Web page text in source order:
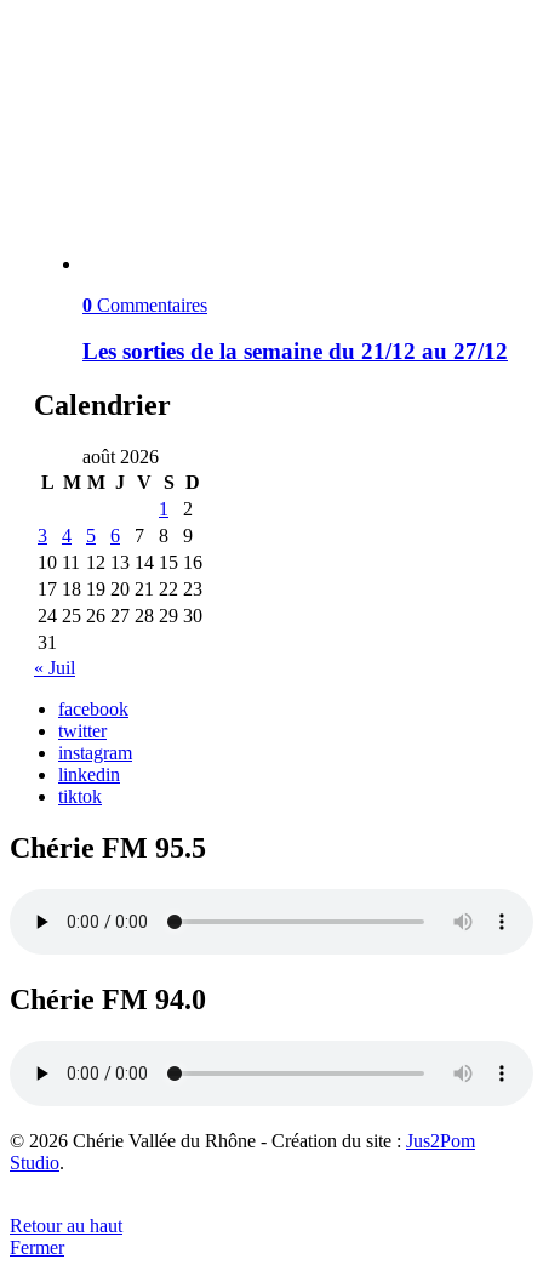
0 Commentaires
Les sorties de la semaine du 21/12 au 27/12
Calendrier
août 2026
L M M J V S D
1
2
3
4 5 6 7 8
9
10 11 12 13 14 15 16
17 18 19 20 21 22 23
24 25 26 27 28 29 30
31
« Juil
facebook
twitter
instagram
linkedin
tiktok
Chérie FM 95.5
Chérie FM 94.0
© 2026 Chérie Vallée du Rhône - Création du site : Jus2Pom
Studio.
Retour au haut
Fermer